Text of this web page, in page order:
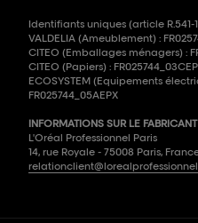
Identifiants uniques (article
VALDELIA (Ameublement) :
CITEO (Emballages ménagers) :
CITEO (Papiers) :
ECOSYSTEM (Equipements
FR025744_05AEPX
INFORMATIONS SUR LE FABRICANT
L'Oréal Professionnel Paris
14, rue Royale - 75008 Paris,